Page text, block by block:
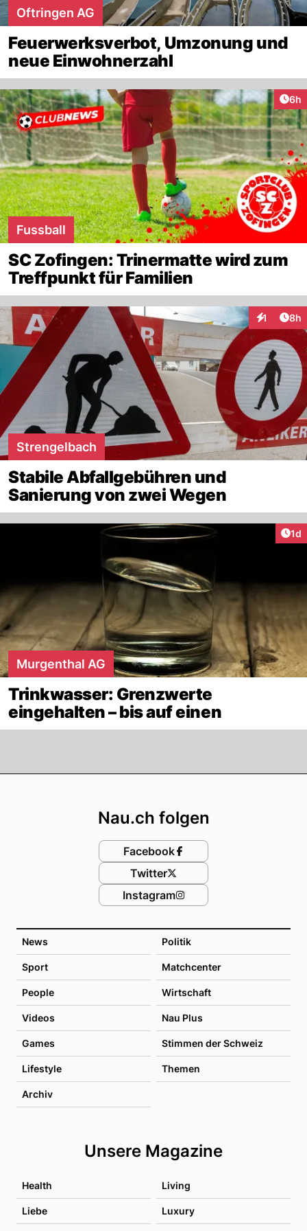
Oftringen AG
Feuerwerksverbot, Umzonung und
neue Einwohnerzahl
6h
Fussball
SC Zofingen: Trinermatte wird zum
Treffpunkt für Familien
1 8h
Strengelbach
Stabile Abfallgebühren und
Sanierung von zwei Wegen
1d
Murgenthal AG
Trinkwasser: Grenzwerte
eingehalten – bis auf einen
News Politik
Sport Matchcenter
People Wirtschaft
Videos Nau Plus
Games Stimmen der Schweiz
Lifestyle Themen
Archiv
Unsere Magazine
Health Living
Liebe Luxury
Nau.ch folgen
Facebook
Twitter
Instagram